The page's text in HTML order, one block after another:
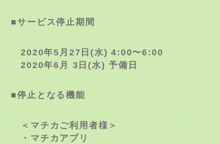
■サービス停止期間
2020年5月27日(水) 4:00〜6:00
2020年6月 3日(水) 予備日
■停止となる機能
＜マチカご利用者様＞
・マチカアプリ